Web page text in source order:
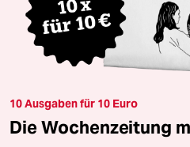
10 Ausgaben für 10 Euro
Die Wochenzeitung